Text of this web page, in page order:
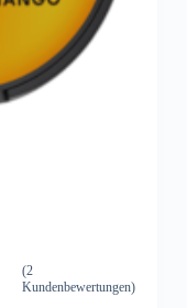
(2
Kundenbewertungen)